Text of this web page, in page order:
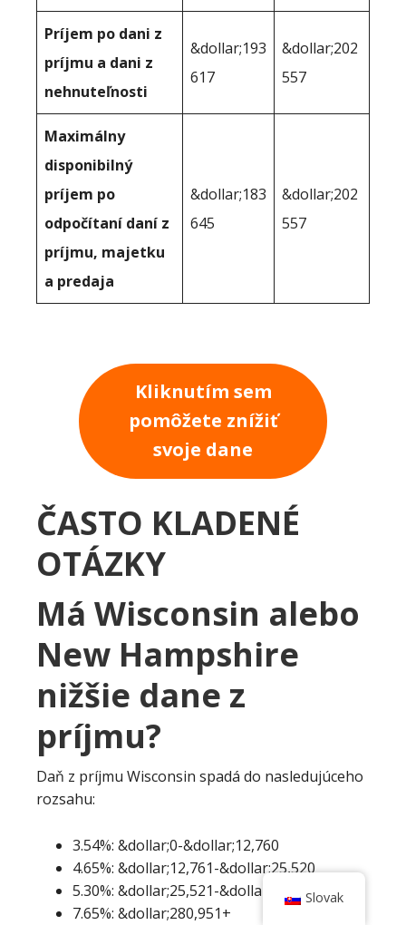
Príjem po dani z
príjmu a dani z
nehnuteľnosti
&dollar;193
617
&dollar;202
557
Maximálny
disponibilný
príjem po
odpočítaní daní z
príjmu, majetku
a predaja
&dollar;183
645
&dollar;202
557
Kliknutím sem
pomôžete znížiť
svoje dane
ČASTO KLADENÉ
OTÁZKY
Má Wisconsin alebo
New Hampshire
nižšie dane z
príjmu?
Daň z príjmu Wisconsin spadá do nasledujúceho
rozsahu:
3.54%: &dollar;0-&dollar;12,760
4.65%: &dollar;12,761-&dollar;25,520
5.30%: &dollar;25,521-&dollar;280,950
7.65%: &dollar;280,951+
Slovak